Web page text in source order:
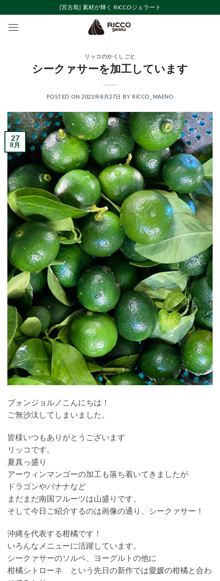
content
[宮古島] 素材が輝く RICCOジェラート
リッコのかくしごと
シークァサーを加工しています
POSTED ON 2022年8月27日 BY RICCO_MAENO
27
8月
ブォンジョルノこんにちは！
ご無沙汰してしまいました。
皆様いつもありがとうございます
リッコです。
夏真っ盛り
アーウィンマンゴーの加工も落ち着いてきましたが
ドラゴンやバナナなど
まだまだ南国フルーツは山盛りです。
そして今日ご紹介するのは画像の通り、シークァサー！
沖縄を代表する柑橘です！
いろんなメニューに活躍しています。
シークァサーのソルベ、ヨーグルトの他に
柑橘シトローネ という先日の新作では愛媛の柑橘と合わ